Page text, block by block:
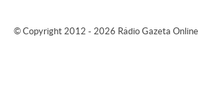
© Copyright 2012 - 2026 Rádio Gazeta Online